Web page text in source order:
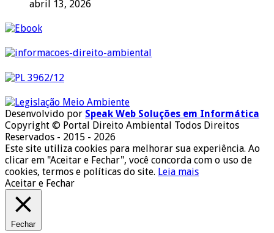
abril 13, 2026
Desenvolvido por Speak Web Soluções em Informática
Copyright © Portal Direito Ambiental Todos Direitos
Reservados - 2015 - 2026
Este site utiliza cookies para melhorar sua experiência. Ao
clicar em "Aceitar e Fechar", você concorda com o uso de
cookies, termos e políticas do site. Leia mais
Aceitar e Fechar
Fechar